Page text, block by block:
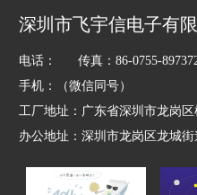
深圳市飞宇信电子有
电话： 传真：86-0755-
手机：（微信同号）
工厂地址：广东省深圳市龙岗
办公地址：深圳市龙岗区龙城